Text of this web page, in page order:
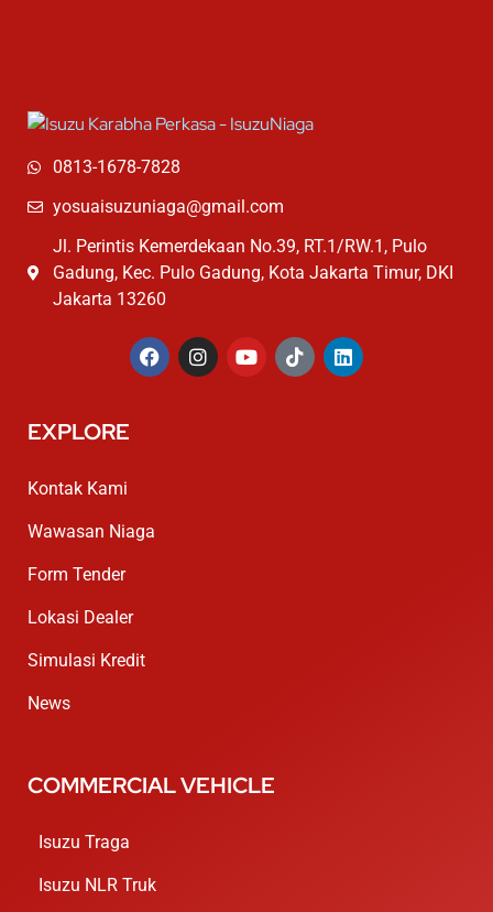
0813-1678-7828
yosuaisuzuniaga@gmail.com
Jl. Perintis Kemerdekaan No.39, RT.1/RW.1, Pulo
Gadung, Kec. Pulo Gadung, Kota Jakarta Timur, DKI
Jakarta 13260
EXPLORE
Kontak Kami
Wawasan Niaga
Form Tender
Lokasi Dealer
Simulasi Kredit
News
COMMERCIAL VEHICLE
Isuzu Traga
Isuzu NLR Truk